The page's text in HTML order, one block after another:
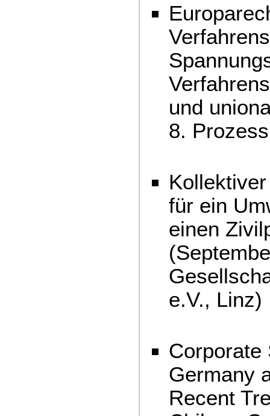
und
8.
für ein
einen
e.V., Linz)
Corporate
Germany
Recent